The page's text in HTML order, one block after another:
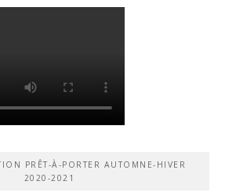
PRÊT-À-PORTER AUTOMNE-HIVER
2020-2021